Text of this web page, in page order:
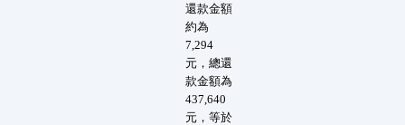
還款金額
約為
7,294
元，總還
款金額為
437,640
元，等於